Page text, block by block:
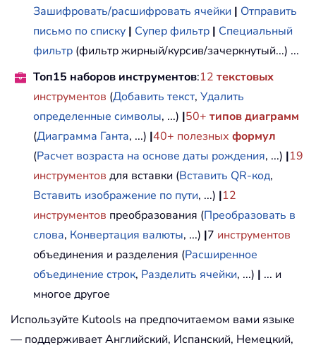
Зашифровать/расшифровать ячейки | Отправить
письмо по списку | Супер фильтр | Специальный
фильтр (фильтр жирный/курсив/зачеркнутый...) ...
Топ15 наборов инструментов:12 текстовых
инструментов (Добавить текст, Удалить
определенные символы, ...) |50+ типов диаграмм
(Диаграмма Ганта, ...) |40+ полезных формул
(Расчет возраста на основе даты рождения, ...) |19
инструментов для вставки (Вставить QR-код,
Вставить изображение по пути, ...) |12
инструментов преобразования (Преобразовать в
слова, Конвертация валюты, ...) |7 инструментов
объединения и разделения (Расширенное
объединение строк, Разделить ячейки, ...) | ... и
многое другое
Используйте Kutools на предпочитаемом вами языке
— поддерживает Английский, Испанский, Немецкий,